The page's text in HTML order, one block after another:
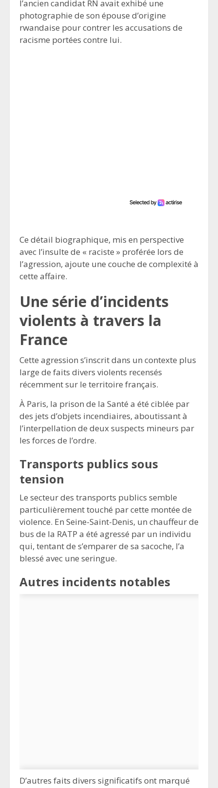
l’ancien candidat RN avait exhibé une
photographie de son épouse d’origine
rwandaise pour contrer les accusations de
racisme portées contre lui.
Ce détail biographique, mis en perspective
avec l’insulte de « raciste » proférée lors de
l’agression, ajoute une couche de complexité à
cette affaire.
Une série d’incidents
violents à travers la
France
Cette agression s’inscrit dans un contexte plus
large de faits divers violents recensés
récemment sur le territoire français.
À Paris, la prison de la Santé a été ciblée par
des jets d’objets incendiaires, aboutissant à
l’interpellation de deux suspects mineurs par
les forces de l’ordre.
Transports publics sous
tension
Le secteur des transports publics semble
particulièrement touché par cette montée de
violence. En Seine-Saint-Denis, un chauffeur de
bus de la RATP a été agressé par un individu
qui, tentant de s’emparer de sa sacoche, l’a
blessé avec une seringue.
Autres incidents notables
D’autres faits divers significatifs ont marqué